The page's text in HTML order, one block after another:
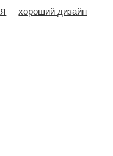
хороший дизайн